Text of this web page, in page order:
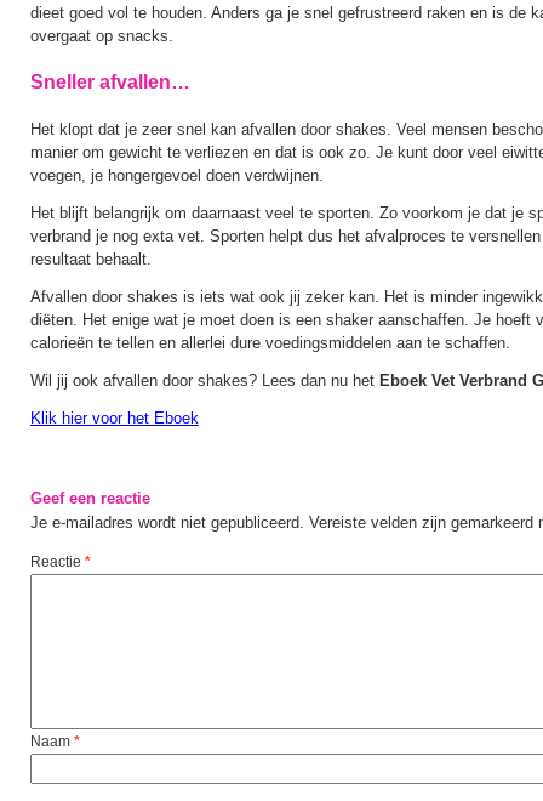
dieet goed vol te houden. Anders ga je snel gefrustreerd raken en is de
overgaat op snacks.
Sneller afvallen…
Het klopt dat je zeer snel kan afvallen door shakes. Veel mensen
manier om gewicht te verliezen en dat is ook zo. Je kunt door veel
voegen, je hongergevoel doen verdwijnen.
Het blijft belangrijk om daarnaast veel te sporten. Zo voorkom je dat je
verbrand je nog exta vet. Sporten helpt dus het afvalproces te
resultaat behaalt.
Afvallen door shakes is iets wat ook jij zeker kan. Het is minder
diëten. Het enige wat je moet doen is een shaker aanschaffen. Je hoeft
calorieën te tellen en allerlei dure voedingsmiddelen aan te schaffen.
Wil jij ook afvallen door shakes? Lees dan nu het Eboek Vet Verbrand
Klik hier voor het Eboek
Geef een reactie
Je e-mailadres wordt niet gepubliceerd. Vereiste velden zijn gemarkeerd
Reactie *
Naam *